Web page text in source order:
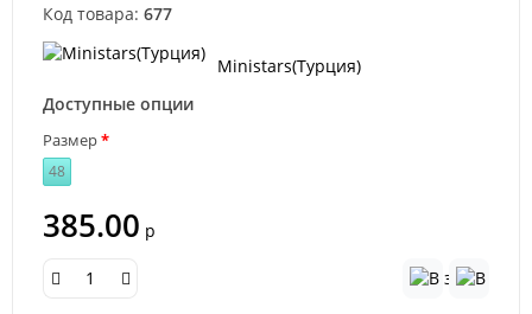
Код товара: 677
Ministars(Турция)
Доступные опции
Размер
48
385.00 р